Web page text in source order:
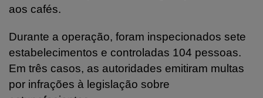
aos cafés.
Durante a operação, foram inspecionados sete
estabelecimentos e controladas 104 pessoas.
Em três casos, as autoridades emitiram multas
por infrações à legislação sobre